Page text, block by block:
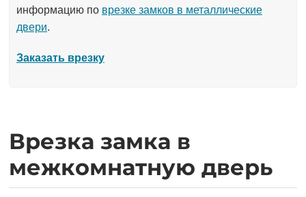
информацию по врезке замков в металлические
двери.
Заказать врезку
Врезка замка в
межкомнатную дверь